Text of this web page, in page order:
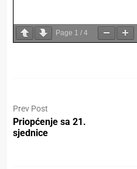
Page 1 / 4
Prev Post
Priopćenje sa 21.
sjednice